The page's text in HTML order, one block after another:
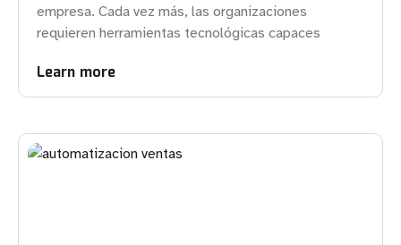
empresa. Cada vez más, las organizaciones
requieren herramientas tecnológicas capaces
Learn more